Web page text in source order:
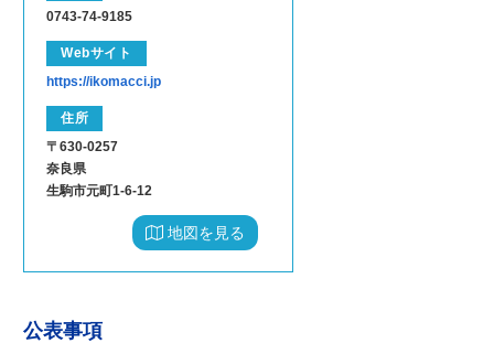
0743-74-9185
Webサイト
https://ikomacci.jp
住所
〒630-0257
奈良県
生駒市元町1-6-12
地図を見る
公表事項